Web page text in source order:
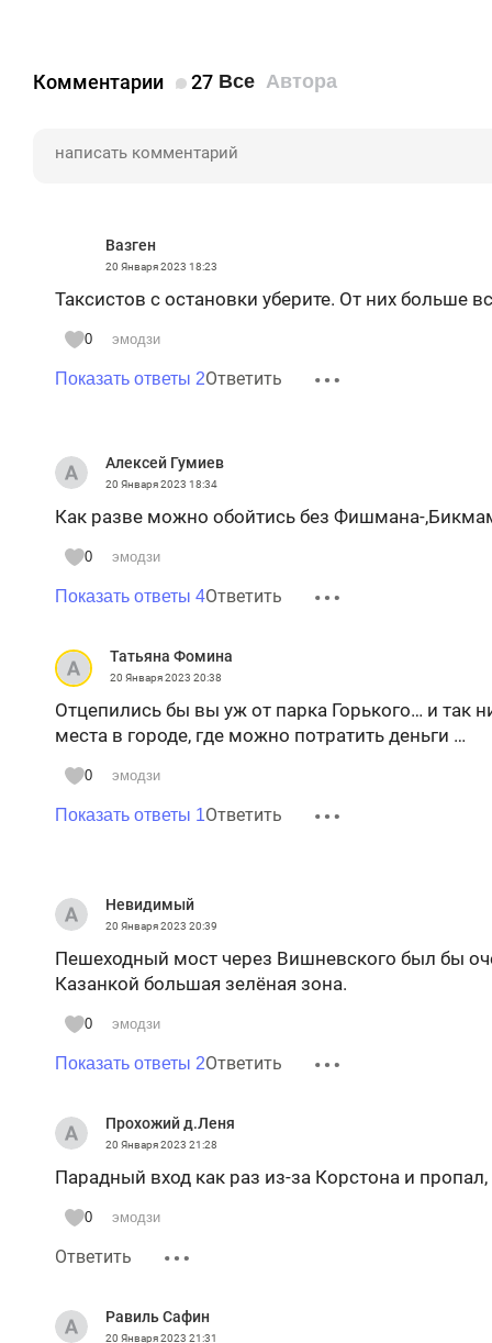
Комментарии 27 Все Автора
Вазген
20 Января 2023 18:23
Таксистов с остановки уберите. От них больше
0 эмодзи
Показать ответы 2Ответить
Алексей Гумиев
20 Января 2023 18:34
Как разве можно обойтись без Фишмана-
0 эмодзи
Показать ответы 4Ответить
Татьяна Фомина
20 Января 2023 20:38
Отцепились бы вы уж от парка Горького… и так
места в городе, где можно потратить деньги …
0 эмодзи
Показать ответы 1Ответить
Невидимый
20 Января 2023 20:39
Пешеходный мост через Вишневского был бы
Казанкой большая зелёная зона.
0 эмодзи
Показать ответы 2Ответить
Прохожий д.Леня
20 Января 2023 21:28
Парадный вход как раз из-за Корстона и
0 эмодзи
Ответить
Равиль Сафин
20 Января 2023 21:31